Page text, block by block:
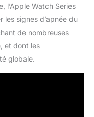
l’Apple Watch Series
les signes d’apnée du
de nombreuses
et dont les
globale.